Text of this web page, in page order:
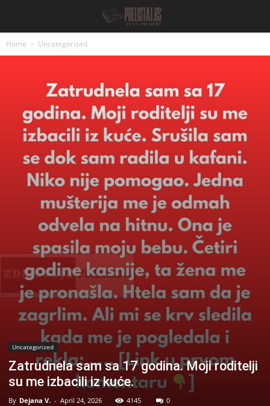
Home Uncategorized
Uncategorized
Zatrudnela sam sa 17 godina. Moji roditelji
su me izbacili iz kuće.
By Dejana V. - April 24, 2026 4145 0